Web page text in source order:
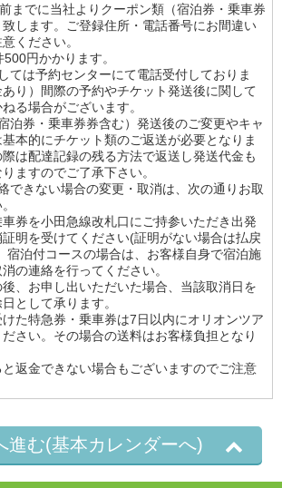
までに当社よりクーポン類（宿泊券・乗車券
します。ご登録住所・電話番号にお間違い
ください。
円かかります。
ては予約センターにて電話受付しておりま
り）間際の予約やチケット発送後に関して
る場合がございます。
泊券・乗車券券含む）発送後のご変更やキャ
本的にチケット類のご返送が必要となりま
は配達記録の残る方法で返送し発送代金も
ますのでご了承下さい。
できない場合の変更・取消は、次の通りお取
券を小田急線改札口にご持参いただき出発
明を受けてください(証明がない場合は払戻
宿泊付コースの場合は、お客様自身で宿泊施
の連絡を行ってください。
、お申し出いただいた場合、当該取消日を
として承ります。
た特急券・乗車券は7日以内にオリオンツア
さい。その場合の送料はお客様負担となり
返金できない場合もございますのでご注意
進む(基本カレンダーへ)